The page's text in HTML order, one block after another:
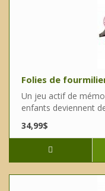
Folies de
Un jeu actif de
enfants deviennent
34,99$